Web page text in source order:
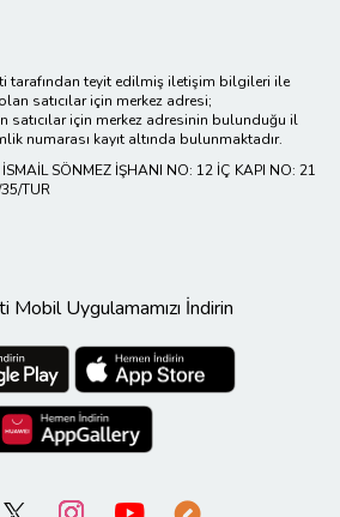
tarafından teyit edilmiş iletişim bilgileri ile
satıcılar için merkez adresi;
satıcılar için merkez adresinin bulunduğu il
numarası kayıt altında bulunmaktadır.
SÖNMEZ İŞHANI NO: 12 İÇ KAPI NO: 21
TUR
Mobil Uygulamamızı İndirin